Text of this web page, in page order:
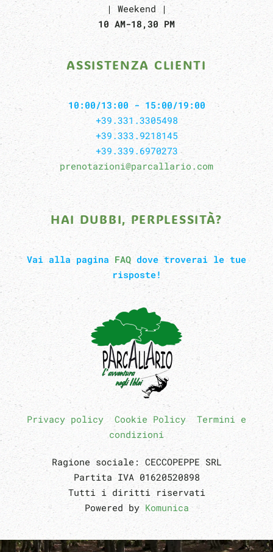
| Weekend |
10 AM-18,30 PM
ASSISTENZA CLIENTI
10:00/13:00 - 15:00/19:00
+39.331.3305498
+39.333.9218145
+39.339.6970273
prenotazioni@parcallario.com
HAI DUBBI, PERPLESSITÀ?
Vai alla pagina FAQ dove troverai le tue
risposte!
Privacy policy Cookie Policy
Termini e
condizioni
Ragione sociale: CECCOPEPPE SRL
Partita IVA 01620520898
Tutti i diritti riservati
Powered by Komunica